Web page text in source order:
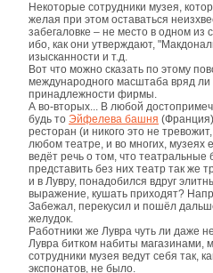
Некоторые сотрудники музея,
желая при этом оставаться
забегаловке – не место в одном
ибо, как они утверждают,
изысканности и т.д.
Вот что можно сказать по этому
международного масштаба вряд
принадлежности фирмы.
А во-вторых... В любой
будь то Эйфелева башня
ресторан (и никого это не
любом театре, и во многих, музеях
ведёт речь о том, что театральные
представить без них театр так же
и в Лувру, понадобился вдруг
выражение, кушать приходят?
Забежал, перекусил и пошёл
желудок.
Работники же Лувра чуть ли даже
Лувра битком набиты магазинами,
сотрудники музея ведут себя так,
экспонатов, не было.